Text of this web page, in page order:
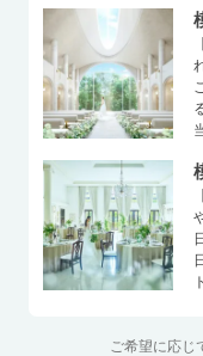
ご希望に応じ